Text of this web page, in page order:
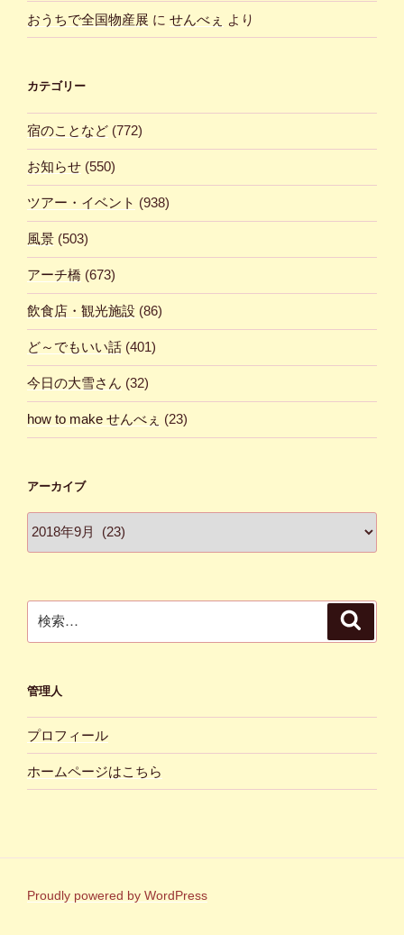
おうちで全国物産展 に せんべぇ より
カテゴリー
宿のことなど (772)
お知らせ (550)
ツアー・イベント (938)
風景 (503)
アーチ橋 (673)
飲食店・観光施設 (86)
ど～でもいい話 (401)
今日の大雪さん (32)
how to make せんべぇ (23)
アーカイブ
索:
管理人
プロフィール
ホームページはこちら
Proudly powered by WordPress